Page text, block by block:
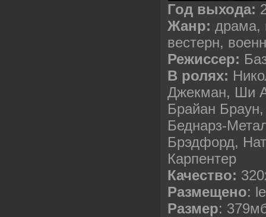
Год выхода:
Жанр: драма,
вестерн,
Режиссер:
В ролях:
Джекман, Ши
Брайан
Беднарз-
Брэдфорд,
Карпентер
Качество:
Размещено:
Размер: